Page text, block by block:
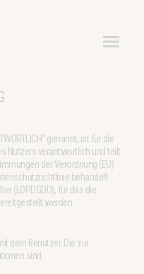
genannt, ist für die
Nutzers verantwortlich und teilt
der Verordnung (EU)
behandelt
(LOPDGDD), für das die
werden:
dem Benutzer. Die zur
sind: